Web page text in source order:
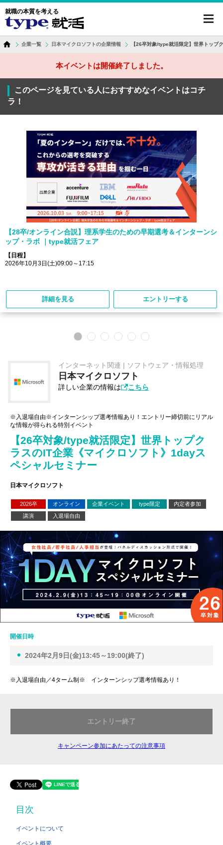
就職の本質を考える
企業一覧 日本マイクロソフトの企業情報 【26卒対象/type就活限定】世界トップ
本イベントは開催終了しました。
このページを見ている人におすすめなイベントはコチ
ラ！
【28卒/オンライン合説】理系学生のための早期選考＆インターンシ
ップ・ラボ ｜type就活フェア
【日程】
2026年10月3日(土)09:00～17:15
詳細を見る エントリーする
インターネット関連 | ソフトウェア・情報処理
日本マイクロソフト
詳しい企業の情報は こちら
※入退場自由※インターンシップ選考情報あり！エントリー締切前にリアル
な情報が得られる特別イベント
【26卒対象/type就活限定】世界トップク
ラスのIT企業《マイクロソフト》1dayス
ペシャルセミナー
日本マイクロソフト
2026卒 オンライン 企業イベント type限定
内定者参加
講演
入退場自由
開催日時
2024年2月9日(金)13:45～19:00(終了)
※入退場自由／4ターム制※ インターンシップ選考情報あり！
エントリー終了
キャンペーン参加にあたっての注意事項
目次
イベントについて
イベント概要